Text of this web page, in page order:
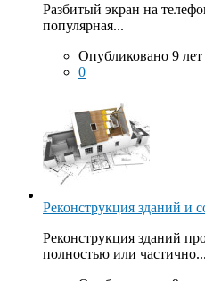
Разбитый экран на
популярная...
Опубликовано 9 лет
0
Реконструкция зданий и
Реконструкция зданий
полностью или частично...